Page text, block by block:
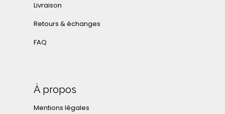
Livraison
Retours & échanges
FAQ
À propos
Mentions légales